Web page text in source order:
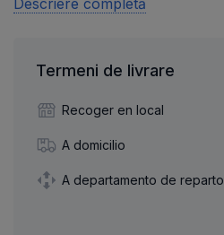
Termeni de livrare
Recoger en local
A domicilio
A departamento de reparto